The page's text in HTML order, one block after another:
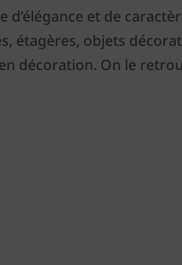
d’élégance et de
étagères, objets
décoration. On le